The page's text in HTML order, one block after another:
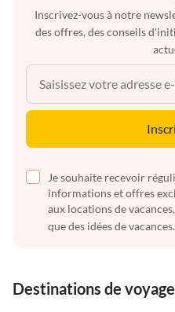
Inscrivez-vous à notre
des offres, des conseils
Je souhaite recevoir
informations et offres
aux locations de
que des idées de vacances.
Destinations de